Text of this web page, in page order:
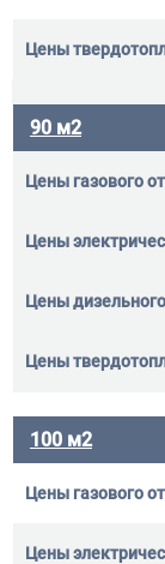
90 м2
100 м2